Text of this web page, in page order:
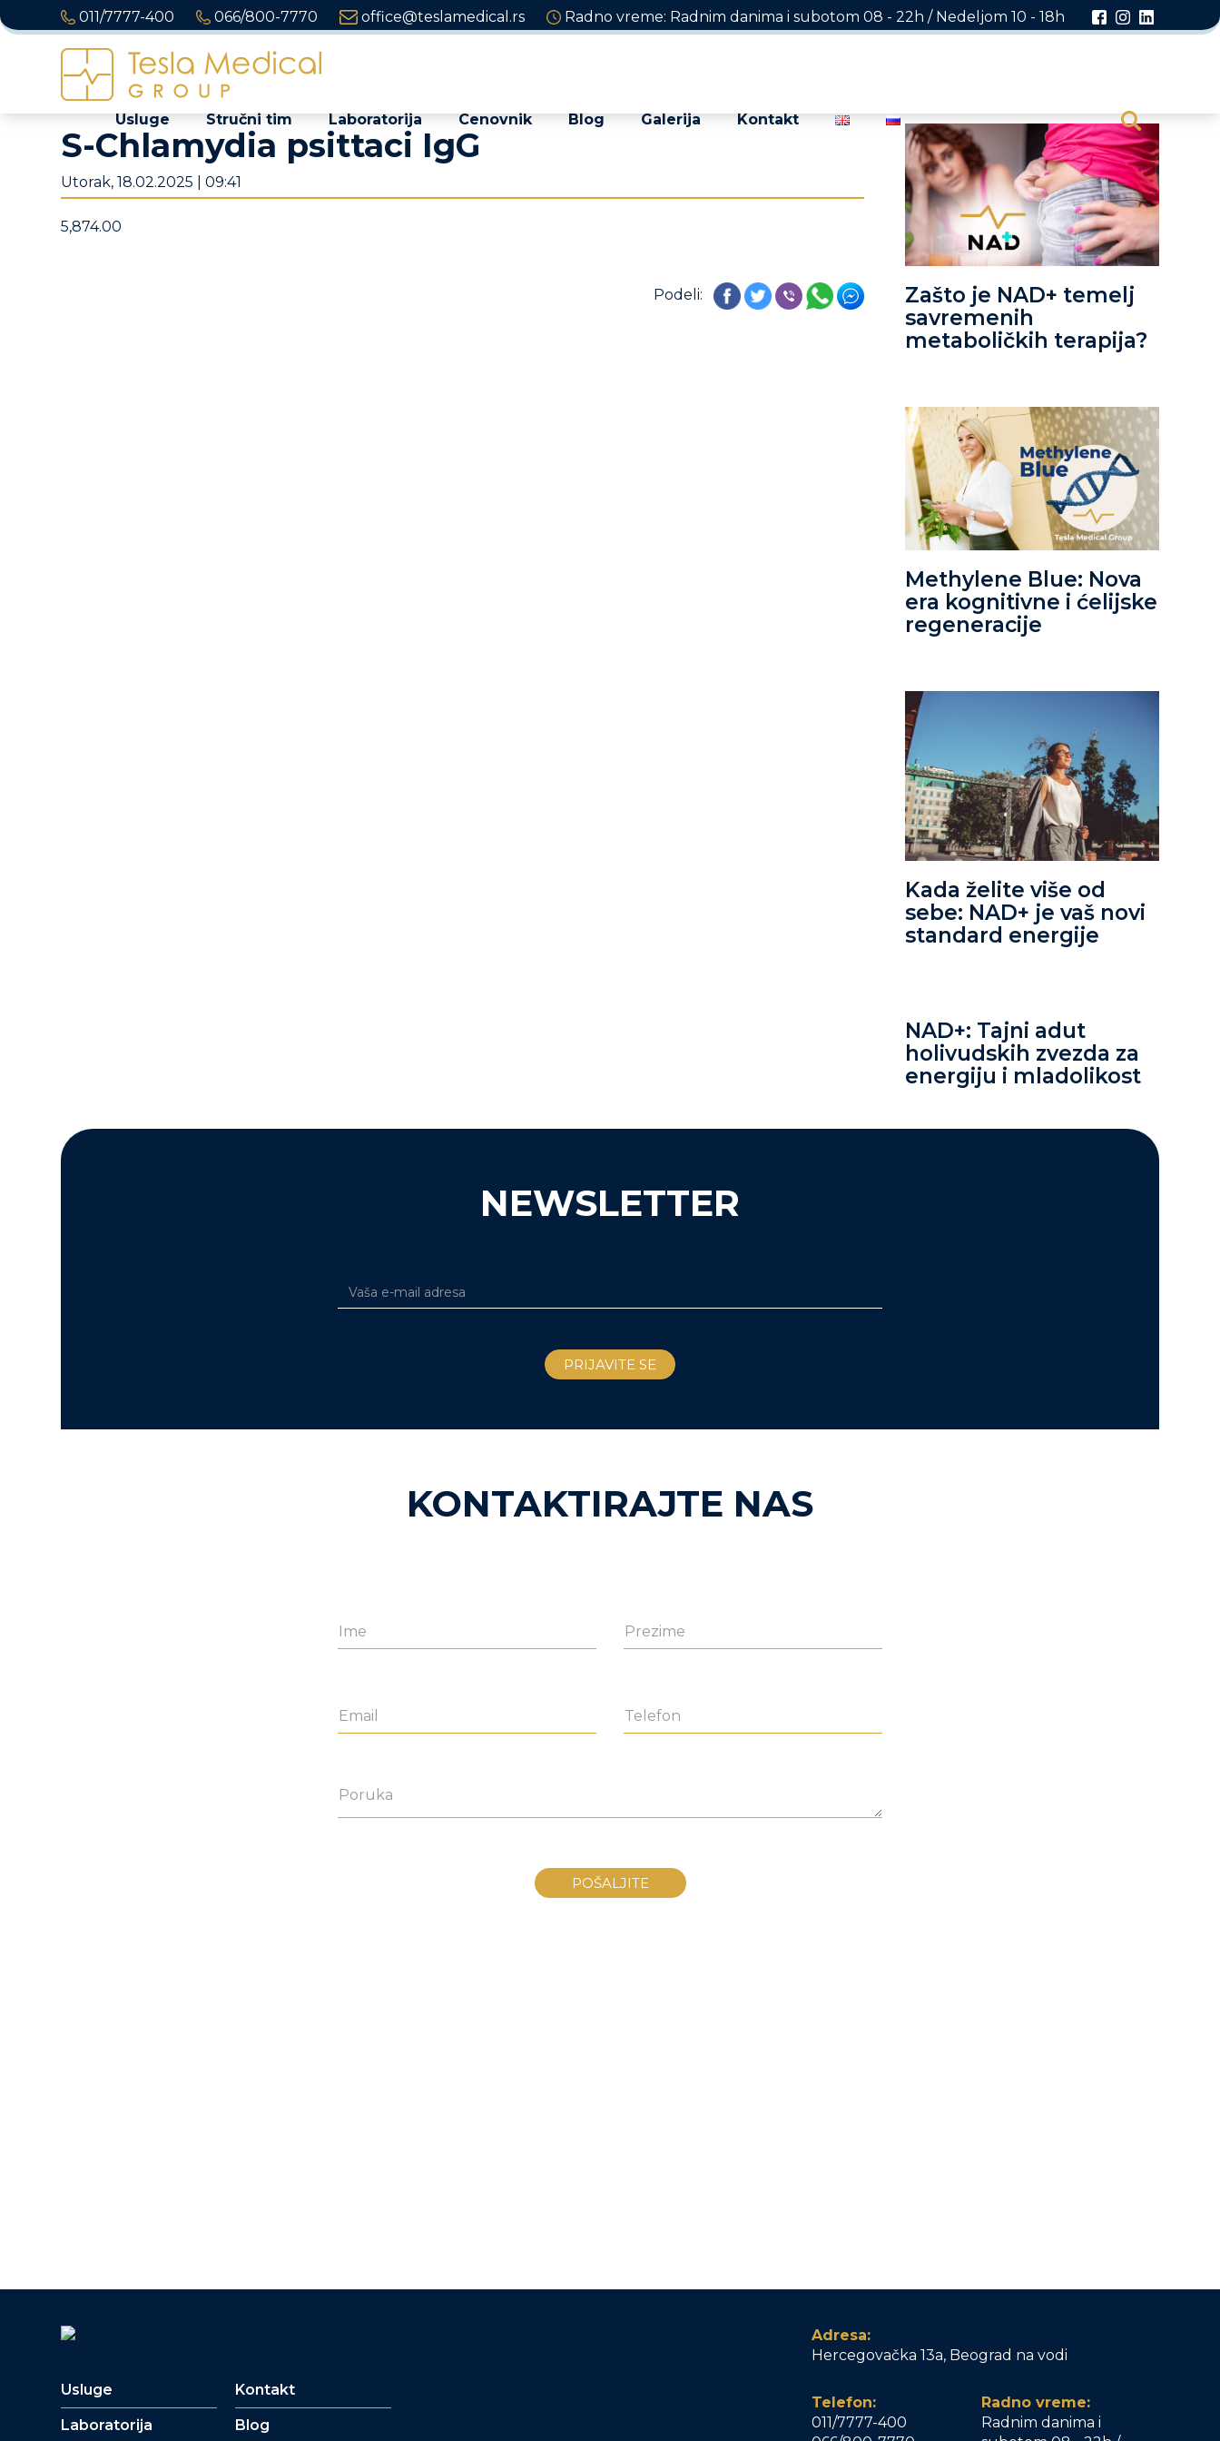
011/7777-400 066/800-7770 office@teslamedical.rs Radno vreme: Radnim danima i subotom 08 - 22h / Nedeljom 10 - 18h
Usluge Stručni tim Laboratorija Cenovnik Blog Galerija Kontakt
S-Chlamydia psittaci IgG
Utorak, 18.02.2025 | 09:41
5,874.00
Podeli:
Zašto je NAD+ temelj
savremenih
metaboličkih terapija?
Methylene Blue: Nova
era kognitivne i ćelijske
regeneracije
Kada želite više od
sebe: NAD+ je vaš novi
standard energije
NAD+: Tajni adut
holivudskih zvezda za
energiju i mladolikost
NEWSLETTER
KONTAKTIRAJTE NAS
Usluge Kontakt
Laboratorija Blog
Adresa:
Hercegovačka 13a, Beograd na vodi
Telefon:
011/7777-400
Radno vreme:
Radnim danima i